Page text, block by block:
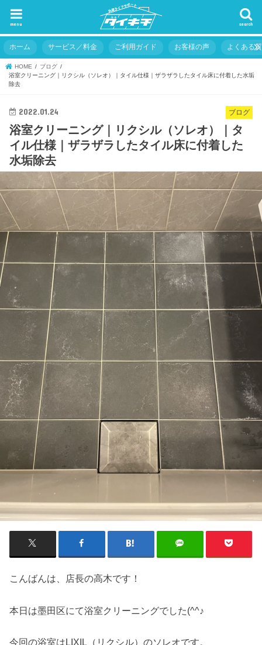
search
menu
ホーム サービス／料金 ご利用ガイド お客様の声 よくある
HOME
ブログ
浴室クリーニング｜リクシル（ソレオ）｜タイル仕様｜ザラザラしたタイル床に付着した水垢
除去
ブログ
2022.01.24
浴室クリーニング｜リクシル（ソレオ）｜タ
イル仕様｜ザラザラしたタイル床に付着した
水垢除去
こんばんは、店長の高木です！
本日は墨田区にて浴室クリーニングでした(^^♪
今回の浴室はLIXIL（リクシル）のソレオです。